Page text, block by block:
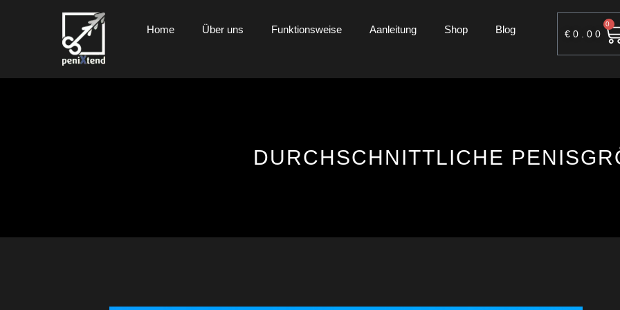
Home Über uns Funktionsweise Aanleitung Shop Blog €0.00
0
DURCHSCHNITTLICHE